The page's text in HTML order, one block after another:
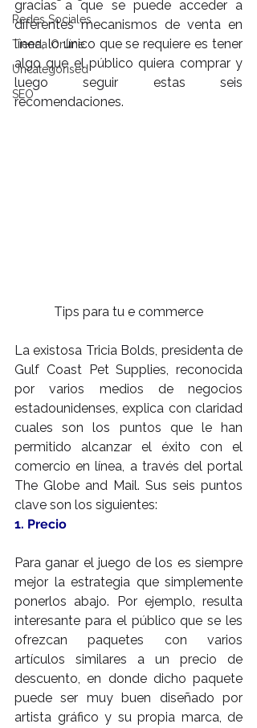
Redes Sociales
Tienda Online
Uncategorised
SEO
gracias a que se puede acceder a
diferentes mecanismos de venta en
línea, lo único que se requiere es tener
algo que el público quiera comprar y
luego seguir estas seis
recomendaciones.
Tips para tu e commerce
La existosa Tricia Bolds, presidenta de
Gulf Coast Pet Supplies, reconocida
por varios medios de negocios
estadounidenses, explica con claridad
cuales son los puntos que le han
permitido alcanzar el éxito con el
comercio en línea, a través del portal
The Globe and Mail. Sus seis puntos
clave son los siguientes:
1. Precio
Para ganar el juego de los es siempre
mejor la estrategia que simplemente
ponerlos abajo. Por ejemplo, resulta
interesante para el público que se les
ofrezcan paquetes con varios
artículos similares a un precio de
descuento, en donde dicho paquete
puede ser muy buen diseñado por
artista gráfico y su propia marca, de